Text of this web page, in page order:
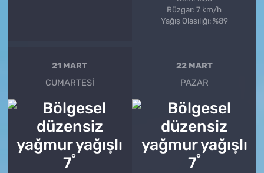
Rüzgar: 7 km/h
Yağış Olasılığı: %89
21 MART
CUMARTESI
7°
22 MART
PAZAR
7°